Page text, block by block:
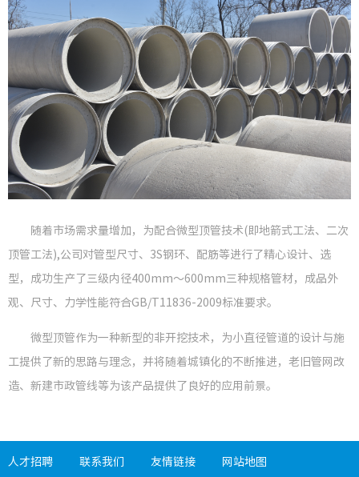
工会之
共青团
员工风
媒体聚
随着市场需求量增加，为配合微型顶管技术(即地箭式工法、二次
顶管工法),公司对管型尺寸、3S钢环、配筋等进行了精心设计、选
型，成功生产了三级内径400mm～600mm三种规格管材，成品外
观、尺寸、力学性能符合GB/T11836-2009标准要求。
微型顶管作为一种新型的非开挖技术，为小直径管道的设计与施
工提供了新的思路与理念，并将随着城镇化的不断推进，老旧管网改
造、新建市政管线等为该产品提供了良好的应用前景。
人才招聘 联系我们 友情链接 网站地图